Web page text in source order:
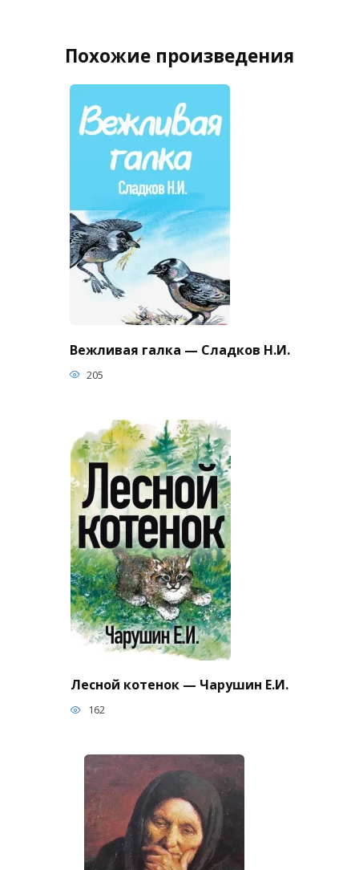
Похожие произведения
Вежливая галка — Сладков Н.И.
205
Лесной котенок — Чарушин Е.И.
162